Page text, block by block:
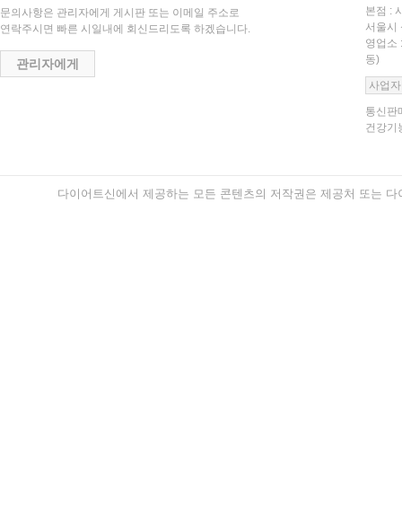
문의사항은 관리자에게 게시판 또는 이메일 주소로
연락주시면 빠른 시일내에 회신드리도록 하겠습니다.
관리자에게
본점 :
서울시
영업소
동)
사업
통신판
건강기
다이어트신에서 제공하는 모든 콘텐츠의 저작권은 제공처 또는